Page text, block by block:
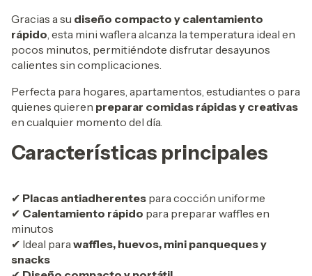
Gracias a su diseño compacto y calentamiento
rápido , esta mini waflera alcanza la temperatura ideal en
pocos minutos, permitiéndote disfrutar desayunos
calientes sin complicaciones.
Perfecta para hogares, apartamentos, estudiantes o para
quienes quieren preparar comidas rápidas y creativas
en cualquier momento del día.
Características principales
✔ Placas antiadherentes para cocción uniforme
✔ Calentamiento rápido para preparar waffles en
minutos
✔ Ideal para waffles, huevos, mini panqueques y
snacks